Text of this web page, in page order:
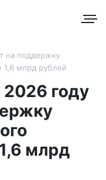
на поддержку
1,6 млрд рублей
году
млрд